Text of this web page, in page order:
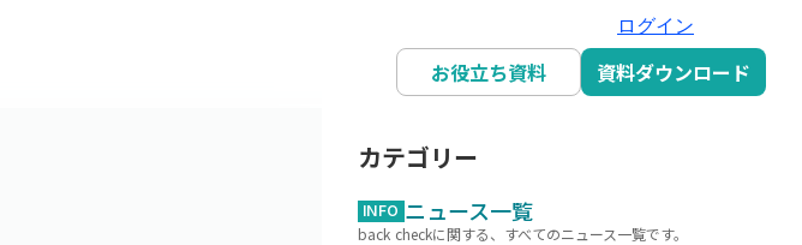
ログイン
お役立ち資料 資料ダウンロード
カテゴリー
INFO ニュース一覧
back checkに関する、すべてのニュース一覧です。